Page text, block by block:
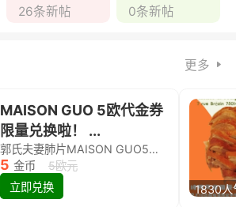
26条新帖 0条新帖
更多
MAISON GUO 5欧代金券
限量兑换啦！ ...
郭氏夫妻肺片MAISON GUO5欧代金券限量兑换啦！
5 金币
5欧元
立即兑换
1830人